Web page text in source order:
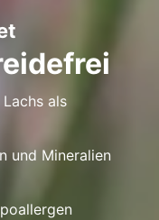
als
und Mineralien